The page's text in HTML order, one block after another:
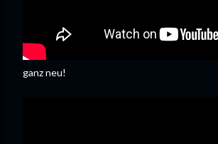
ganz neu!